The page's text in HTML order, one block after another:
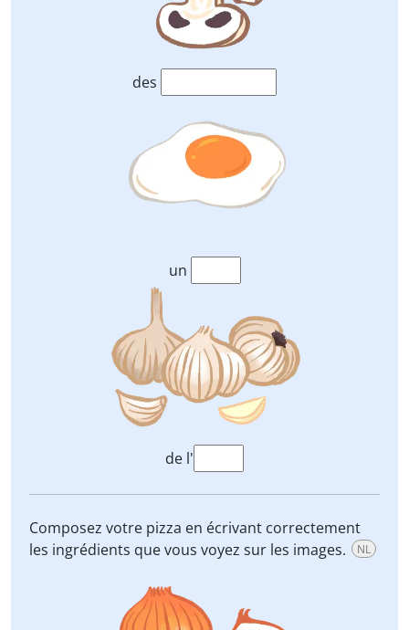
des
un
de l'
Composez votre pizza en écrivant correctement
les ingrédients que vous voyez sur les images.
NL